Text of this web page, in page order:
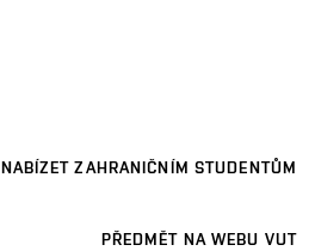
NABÍZET ZAHRANIČNÍM STUDENTŮM
PŘEDMĚT NA WEBU VUT